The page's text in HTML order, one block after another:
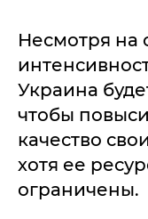
Несмотря на
Украина
чтобы
качество
хотя ее
ограничены.